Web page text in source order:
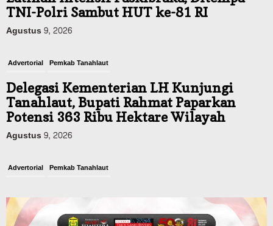
TNI-Polri Sambut HUT ke-81 RI
Agustus 9, 2026
Advertorial Pemkab Tanahlaut
Delegasi Kementerian LH Kunjungi
Tanahlaut, Bupati Rahmat Paparkan
Potensi 363 Ribu Hektare Wilayah
Agustus 9, 2026
Advertorial Pemkab Tanahlaut
2026, Bidik Emas Porprov dan
Rencanakan Pindah Indoor 2027